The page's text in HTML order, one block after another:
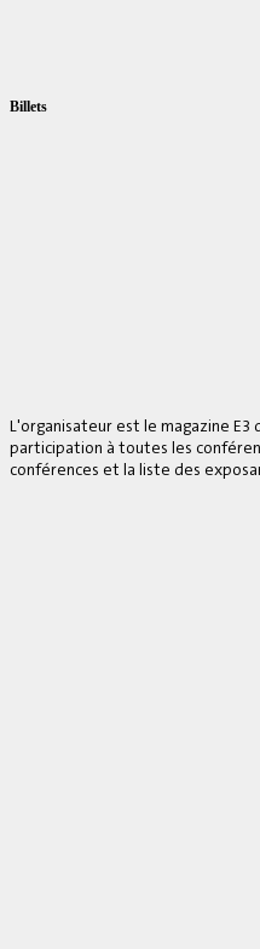
Billets
L'organisateur est le magazine
participation à toutes les
conférences et la liste des